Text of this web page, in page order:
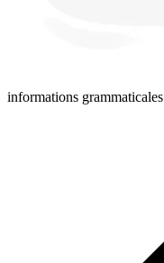
informations grammaticales